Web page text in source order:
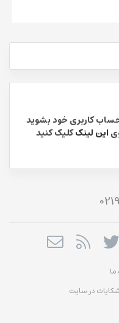
حساب کاربری خود بشوید
این لینککلیک کنید
ما
در سایت